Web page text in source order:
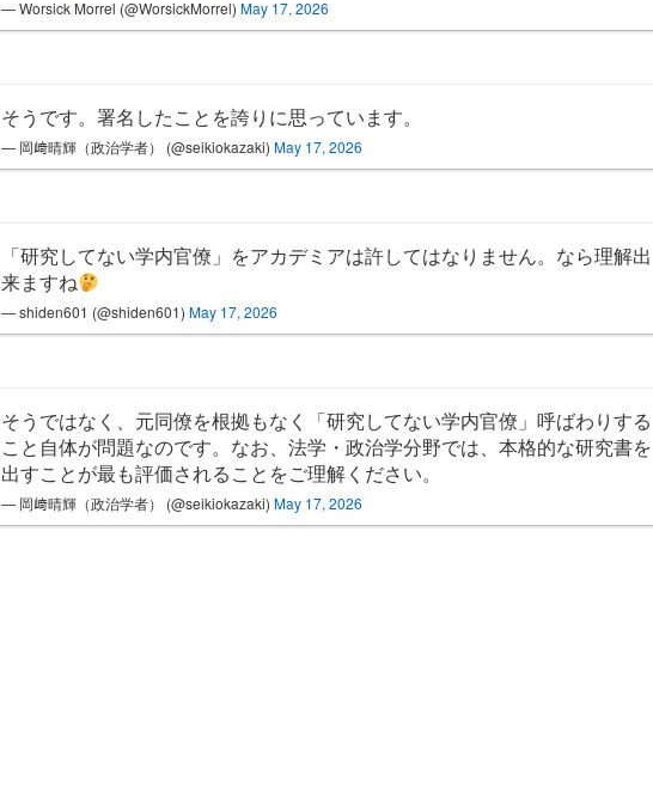
— Worsick Morrel (@WorsickMorrel) May 17, 2026
そうです。署名したことを誇りに思っています。
— 岡﨑晴輝（政治学者） (@seikiokazaki) May 17, 2026
「研究してない学内官僚」をアカデミアは許してはなりません。なら理解出
来ますね
— shiden601 (@shiden601) May 17, 2026
そうではなく、元同僚を根拠もなく「研究してない学内官僚」呼ばわりする
こと自体が問題なのです。なお、法学・政治学分野では、本格的な研究書を
出すことが最も評価されることをご理解ください。
— 岡﨑晴輝（政治学者） (@seikiokazaki) May 17, 2026